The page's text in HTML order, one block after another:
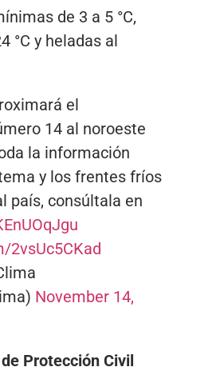
de 3 a 5 °C,
°C y heladas al
el
14 al noroeste
la información
y los frentes fríos
país, consúltala en
2vsUc5CKad
November 14,
Protección Civil